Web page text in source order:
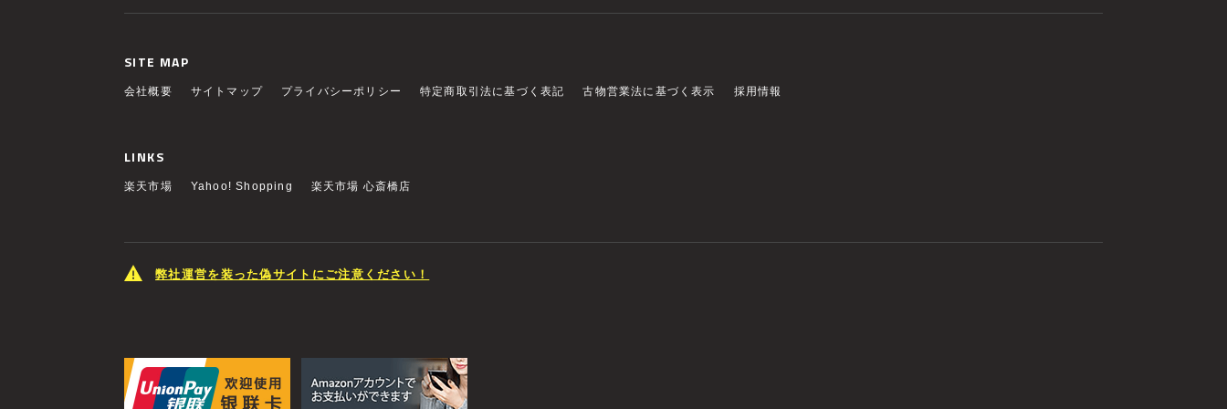
SITE MAP
会社概要 サイトマップ プライバシーポリシー 特定商取引法に基づく表記 古物営業法に基づく表示 採用情報
LINKS
楽天市場 Yahoo! Shopping 楽天市場 心斎橋店
弊社運営を装った偽サイトにご注意ください！